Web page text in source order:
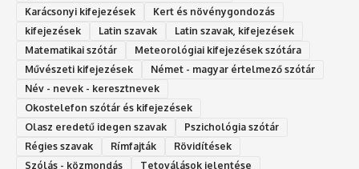
Karácsonyi kifejezések
Kert és növénygondozás
kifejezések
Latin szavak
Latin szavak, kifejezések
Matematikai szótár
Meteorológiai kifejezések szótára
Művészeti kifejezések
Német - magyar értelmező szótár
Név - nevek - keresztnevek
Okostelefon szótár és kifejezések
Olasz eredetű idegen szavak
Ps‮gólohciz‬ia s‮átóz‬r
Régies szavak
Rímfajták
Rövidítések
Szólás - közmondás
Tetoválások jelentése